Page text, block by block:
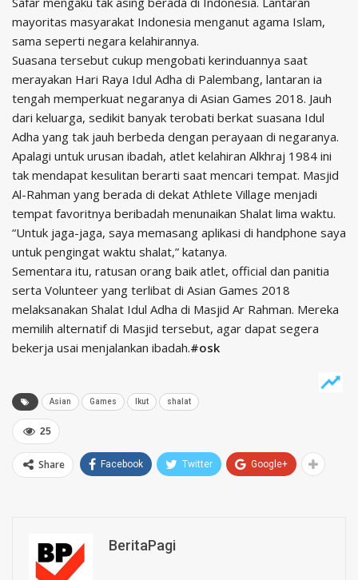
mayoritas masyarakat Indonesia menganut agama Islam,
sama seperti negara kelahirannya.
Suasana tersebut cukup mengobati kerinduannya saat
merayakan Hari Raya Idul Adha di Palembang, lantaran ia
tengah memperkuat negaranya di Asian Games 2018. Jauh
dari keluarga, sedikit banyak terobati berkat suasana Idul
Adha yang tak jauh berbeda dengan perayaan di negaranya.
Apalagi untuk urusan ibadah, atlet kelahiran Alkhraj 1984 ini
tak mendapat kesulitan berarti saat mencari tempat. Masjid
Al-Rahman yang berada di dekat Athlete Village menjadi
tempat favoritnya beribadah menunaikan Shalat lima waktu.
“Untuk jaga-jaga, saya memasang aplikasi di handphone saya
untuk pengingat waktu shalat,” katanya.
Sementara itu, ratusan orang baik atlet, official dan panitia
serta Volunteer yang terlibat di Asian Games 2018
melaksanakan Shalat Idul Adha di Masjid Ar Rahman. Mereka
memilih alternatif di Masjid tersebut, agar dapat segera
bekerja usai menjalankan ibadah.#osk
Asian Games Ikut shalat
25
Share Facebook Twitter Google+
BeritaPagi